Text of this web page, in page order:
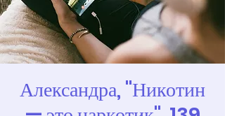
Александра, "Никотин